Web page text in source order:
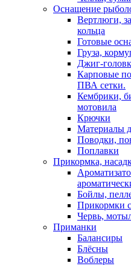
Оснащение
Вертлюги,
кольца
Готовые
Груза,
Джиг-
Карповые
ПВА сетки.
Кембрики,
мотовила
Крючки
Материалы
Поводки,
Поплавки
Прикормка,
Бойлы,
Прикормки
Червь,
Приманки
Балансиры
Блёсны
Воблеры